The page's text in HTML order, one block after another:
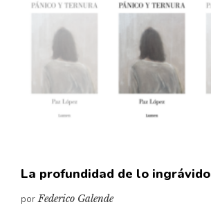
La profundidad de lo ingrávido
porFederico Galende